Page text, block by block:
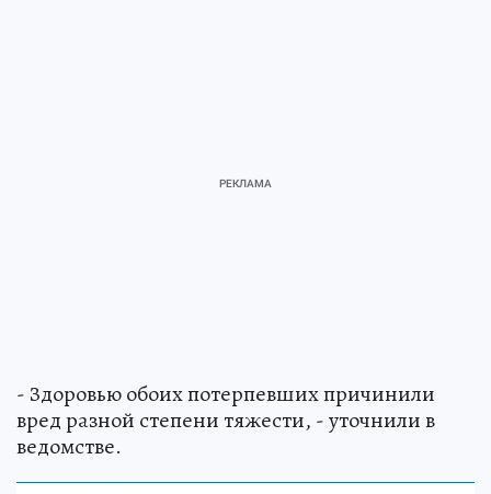
- Здоровью обоих потерпевших причинили
вред разной степени тяжести, - уточнили в
ведомстве.